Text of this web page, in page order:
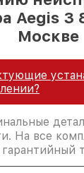
Aegis 3
Москве
На все